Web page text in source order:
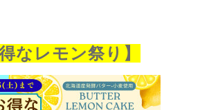
なレモン祭り】